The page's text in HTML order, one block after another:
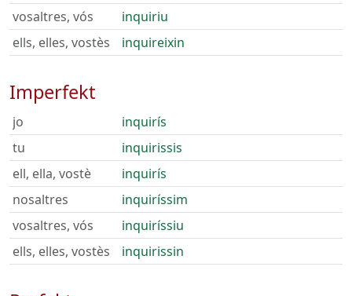
vosaltres, vós
inquiriu
ells, elles, vostès
inquireixin
Imperfekt
jo
inquirís
tu
inquirissis
ell, ella, vostè
inquirís
nosaltres
inquiríssim
vosaltres, vós
inquiríssiu
ells, elles, vostès
inquirissin